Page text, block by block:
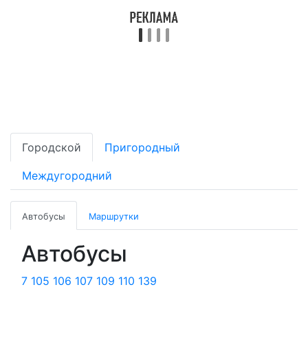
Городской Пригородный
Междугородний
Автобусы Маршрутки
Автобусы
7 105 106 107 109 110 139